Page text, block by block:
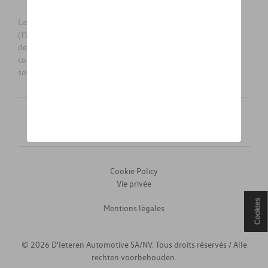
Les prix affichés sur le présent site sont des prix recommandés
(TVAc), hors éventuels frais de montage. Pour connaitre le prix
de vente actuel et les éventuels frais de montage, veuillez
contacter votre concessionnaire/agent. Les prix recommandés
sont sujets à des changements sans préavis.
Mentions légales
Cookie Policy
Vie privée
© 2026 D'Ieteren Automotive SA/NV. Tous droits réservés / Alle
rechten voorbehouden.
Cookies